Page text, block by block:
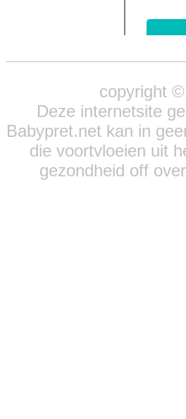
copyright
Deze internetsite
Babypret.net kan in
die voortvloeien uit
gezondheid off